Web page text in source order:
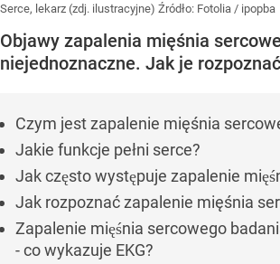
Serce, lekarz (zdj. ilustracyjne) Źródło: Fotolia / ipopba
Objawy zapalenia mięśnia
niejednoznaczne. Jak je
Czym jest zapalenie mięśnia
Jakie funkcje pełni serce?
Jak często występuje zapalenie
Jak rozpoznać zapalenie mięśnia
Zapalenie mięśnia sercowego
- co wykazuje EKG?